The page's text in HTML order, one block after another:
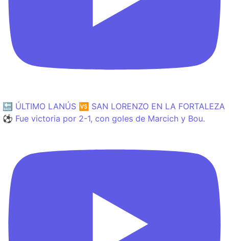
🔙 ÚLTIMO LANÚS 🆚 SAN LORENZO EN LA FORTALEZA
⚽️ Fue victoria por 2-1, con goles de Marcich y Bou.